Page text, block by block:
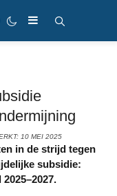
10 MEI 2025
subsidie: